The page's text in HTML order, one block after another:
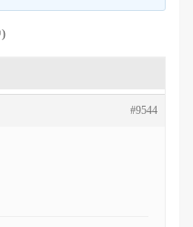
)
#9544